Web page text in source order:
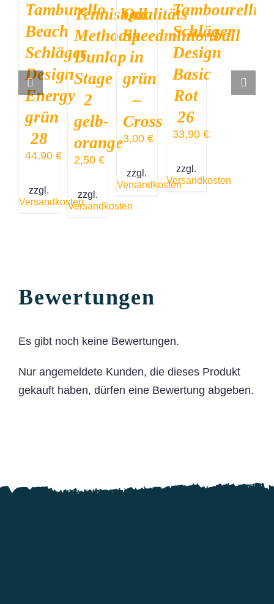
Tamburello
Beach
Schläger
Design
Energy
grün
28
44,90 €
zzgl.
Versandkosten
Tennisball
Methodik
Dunlop
Stage
2
gelb-
orange
2,50€
zzgl.
Versandkosten
Qualitäts
Speedmintonball
in
grün
–
Cross
3,00€
zzgl.
Versandkosten
Tambourelli
Schläger
Design
Basic
Rot
26
33,90 €
zzgl.
Versandkosten
Bewertungen
Es gibt noch keine Bewertungen.
Nur angemeldete Kunden, die dieses Produkt
gekauft haben, dürfen eine Bewertung abgeben.